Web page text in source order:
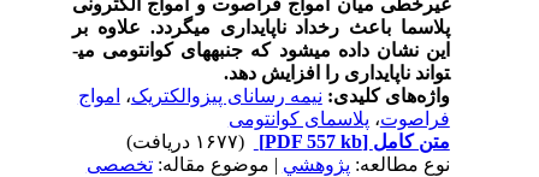
غیرخطی میان امواج فراصوت و امواج الکترونی
پلاسما باعث رخداد ناپایداری می­گردد. علاوه بر
این نشان داده می­شود که جنبه­های کوانتومی می­
تواند ناپایداری را افزایش دهد.
واژه‌های کلیدی:نیمه رسانای پیزوالکتریک،امواج
فراصوت،پلاسمای کوانتومی
متن کامل[PDF 557 kb]
نوع مطالعه:پژوهشي| موضوع مقاله:تخصصی